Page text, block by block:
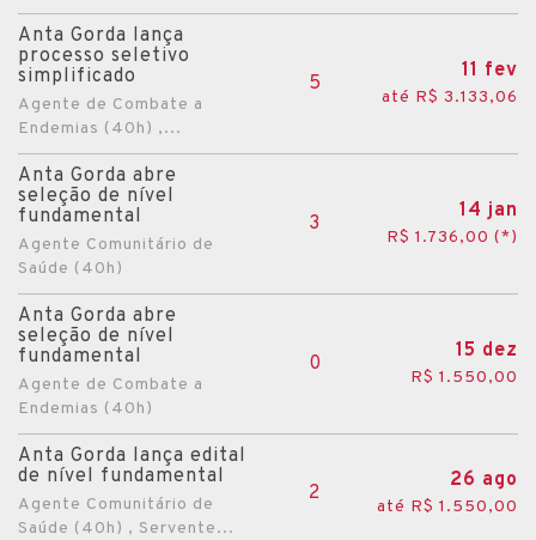
Anta Gorda lança
processo seletivo
simplificado
Agente de Combate a
Endemias (40h) ,...
5
11 fev
até R$ 3.133,06
Anta Gorda abre
seleção de nível
fundamental
Agente Comunitário de
Saúde (40h)
3
14 jan
R$ 1.736,00 (*)
Anta Gorda abre
seleção de nível
fundamental
Agente de Combate a
Endemias (40h)
0
15 dez
R$ 1.550,00
Anta Gorda lança edital
de nível fundamental
Agente Comunitário de
Saúde (40h) , Servente...
2
26 ago
até R$ 1.550,00